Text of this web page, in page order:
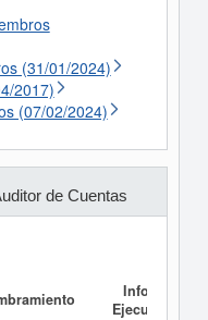
(31/01/2024)
2017)
(07/02/2024)
de Cuentas
Informe
Ejecutivo